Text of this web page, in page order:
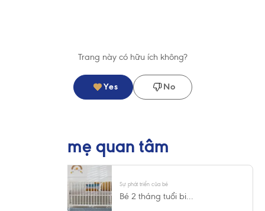
Trang này có hữu ích không?
Yes No
Có thể mẹ quan tâm
Sự phát triển của bé
Bé 2 tháng tuổi bi...